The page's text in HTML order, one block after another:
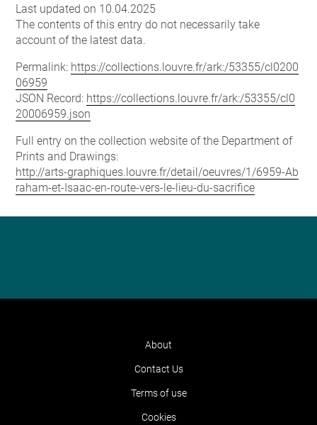
Last updated on 10.04.2025
The contents of this entry do not necessarily take
account of the latest data.
Permalink: https://collections.louvre.fr/ark:/53355/cl0200
06959
JSON Record: https://collections.louvre.fr/ark:/53355/cl0
20006959.json
Full entry on the collection website of the Department of
Prints and Drawings:
http://arts-graphiques.louvre.fr/detail/oeuvres/1/6959-Ab
raham-et-Isaac-en-route-vers-le-lieu-du-sacrifice
About
Contact Us
Terms of use
Cookies